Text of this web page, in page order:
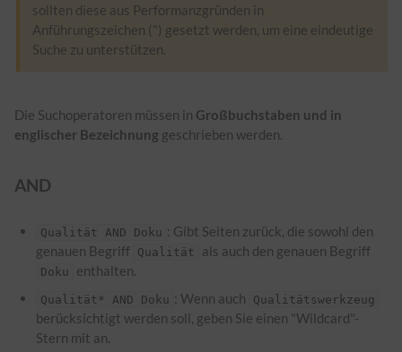
sollten diese aus Performanzgründen in
Anführungszeichen (") gesetzt werden, um eine eindeutige
Suche zu unterstützen.
Die Suchoperatoren müssen in Großbuchstaben und in
englischer Bezeichnung geschrieben werden.
AND
Qualität AND Doku : Gibt Seiten zurück, die sowohl den
genauen Begriff Qualität als auch den genauen Begriff
Doku enthalten.
Qualität* AND Doku : Wenn auch Qualitätswerkzeug
berücksichtigt werden soll, geben Sie einen "Wildcard"-
Stern mit an.